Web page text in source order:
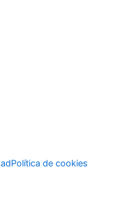
Política de cookies